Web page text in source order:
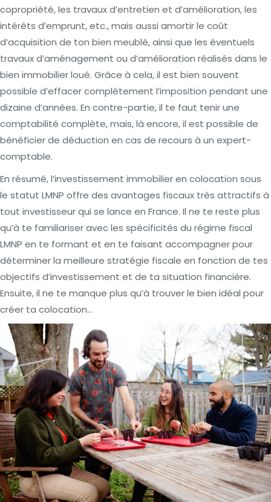
copropriété, les travaux d’entretien et d’amélioration, les
intérêts d’emprunt, etc., mais aussi amortir le coût
d’acquisition de ton bien meublé, ainsi que les éventuels
travaux d’aménagement ou d’amélioration réalisés dans le
bien immobilier loué. Grâce à cela, il est bien souvent
possible d’effacer complètement l’imposition pendant une
dizaine d’années. En contre-partie, il te faut tenir une
comptabilité complète, mais, là encore, il est possible de
bénéficier de déduction en cas de recours à un expert-
comptable.
En résumé, l’investissement immobilier en colocation sous
le statut LMNP offre des avantages fiscaux très attractifs à
tout investisseur qui se lance en France. Il ne te reste plus
qu’à te familiariser avec les spécificités du régime fiscal
LMNP en te formant et en te faisant accompagner pour
déterminer la meilleure stratégie fiscale en fonction de tes
objectifs d’investissement et de ta situation financière.
Ensuite, il ne te manque plus qu’à trouver le bien idéal pour
créer ta colocation…